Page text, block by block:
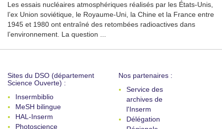
Les essais nucléaires atmosphériques réalisés par les États-Unis,
l’ex Union soviétique, le Royaume-Uni, la Chine et la France entre
1945 et 1980 ont entraîné des retombées radioactives dans
l’environnement. La question ...
Sites du DSO (département
Science Ouverte) :
Insermbiblio
MeSH bilingue
HAL-Inserm
Photoscience
Nos partenaires :
Service des
archives de
l'Inserm
Délégation